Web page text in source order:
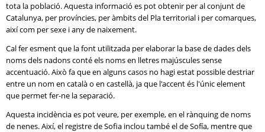
tota la població. Aquesta informació es pot obtenir per al conjunt de
Catalunya, per províncies, per àmbits del Pla territorial i per comarques,
així com per sexe i any de naixement.
Cal fer esment que la font utilitzada per elaborar la base de dades dels
noms dels nadons conté els noms en lletres majúscules sense
accentuació. Això fa que en alguns casos no hagi estat possible destriar
entre un nom en català o en castellà, ja que l'accent és l'únic element
que permet fer-ne la separació.
Aquesta incidència es pot veure, per exemple, en el rànquing de noms
de nenes. Així, el registre de Sofia inclou també el de Sofía, mentre que